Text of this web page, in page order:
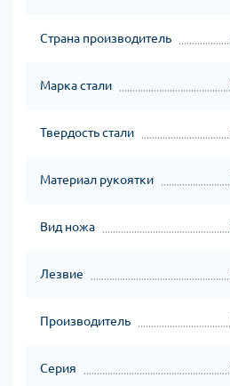
Страна производитель
Марка стали
Твердость стали
Материал рукоятки
Вид ножа
Лезвие
Производитель
Серия